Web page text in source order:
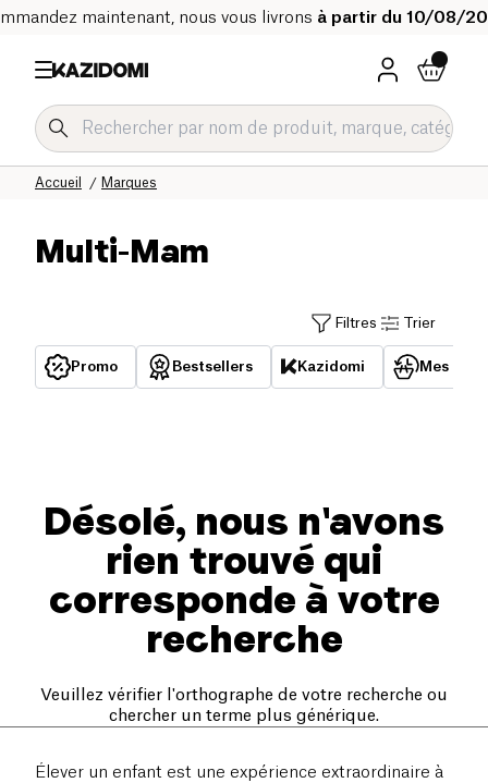
maintenant, nous vous livrons à partir du 10/08/
Marques
Accueil
Multi-Mam
Filtres Trier
Promo Bestsellers Kazidomi Mes
Désolé, nous n'avons
rien trouvé qui
corresponde à votre
recherche
Veuillez vérifier l'orthographe de votre recherche ou
chercher un terme plus générique.
Élever un enfant est une expérience extraordinaire à